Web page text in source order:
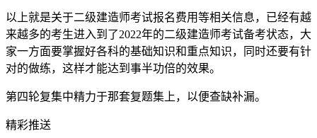
以上就是关于二级建造师考试报名费用等相关信息，已经有越
来越多的考生进入到了2022年的二级建造师考试备考状态，大
家一方面要掌握好各科的基础知识和重点知识，同时还要有针
对的做练，这样才能达到事半功倍的效果。
第四轮复集中精力于那套复题集上，以便查缺补漏。
精彩推送